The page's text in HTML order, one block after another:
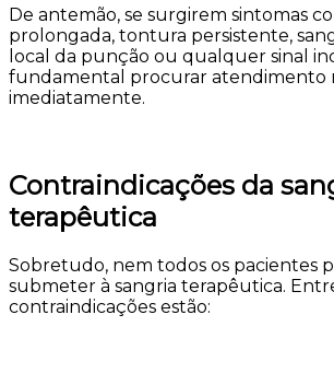
De antemão, se surgirem sintomas
prolongada, tontura persistente,
local da punção ou qualquer sinal
fundamental procurar atendimento
imediatamente.
Contraindicações da
terapêutica
Sobretudo, nem todos os pacientes
submeter à sangria terapêutica.
contraindicações estão: